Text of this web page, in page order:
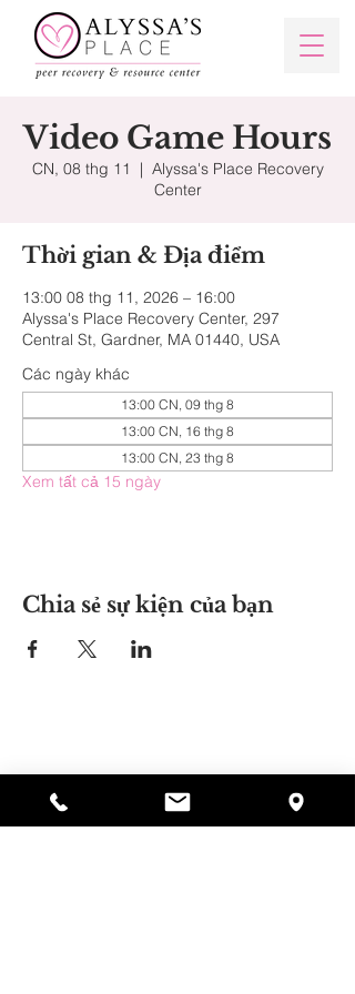
Video Game Hours
CN, 08 thg 11
  |
Alyssa's Place Recovery
Center
Thời gian & Địa điểm
13:00 08 thg 11, 2026 – 16:00
Alyssa's Place Recovery Center, 297
Central St, Gardner, MA 01440, USA
Các ngày khác
13:00 CN, 09 thg 8
13:00 CN, 16 thg 8
13:00 CN, 23 thg 8
Xem tất cả 15 ngày
Chia sẻ sự kiện của bạn
297 Central St. Gardner, MA 01440
978-364-0920